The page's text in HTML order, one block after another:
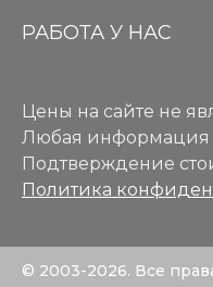
РАБОТА У НАС
Цены на сайте не
Любая информация
Подтверждение
Политика
© 2003-2026. Все